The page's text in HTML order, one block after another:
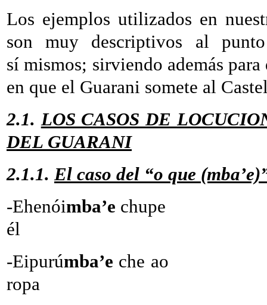
Los ejemplos utilizados en
son muy descriptivos al
sí mismos; sirviendo además
en que el Guarani somete al
2.1.LOS CASOS DE
DEL GUARANI
2.1.1.El caso del “o que
-Ehenóimba’e chupe -
él
-Eipurúmba’e che ao
ropa